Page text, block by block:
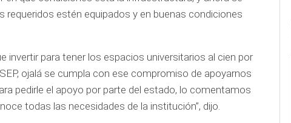
requeridos estén equipados y en buenas condiciones
invertir para tener los espacios universitarios al cien por
ojalá se cumpla con ese compromiso de apoyarnos
pedirle el apoyo por parte del estado, lo comentamos
todas las necesidades de la institución”, dijo.